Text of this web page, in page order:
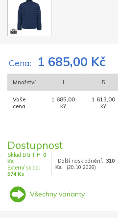
Cena: 1 685,00 Kč
Množství 1 5
Vaše
cena
1 685,00
Kč
1 613,00
Kč
Dostupnost
Sklad DG TIP: 0
Ks
Externí sklad:
574 Ks
Další naskladnění: 310
Ks
(20.10.2026)
Všechny varianty